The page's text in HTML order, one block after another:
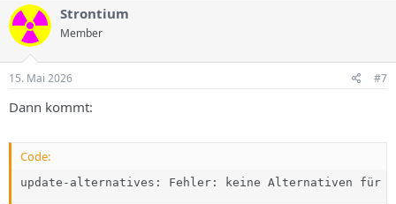
Strontium
Member
15. Mai 2026 #7
Dann kommt:
Code:
update-alternatives: Fehler: keine Alternativen für